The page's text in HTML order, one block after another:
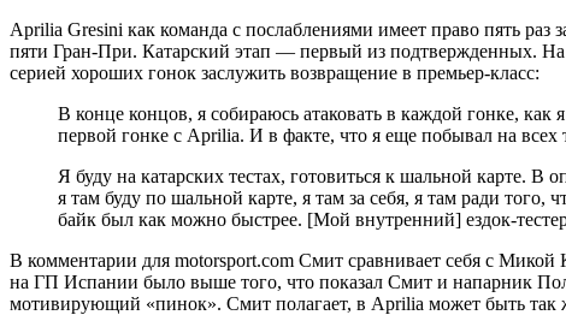
Aprilia Gresini как команда с послаблениями имеет право пять
пяти Гран-При. Катарский этап — первый из подтвержденных. На
серией хороших гонок заслужить возвращение в премьер-класс:
В конце концов, я собираюсь атаковать в каждой гонке,
первой гонке с Aprilia. И в факте, что я еще побывал на всех
Я буду на катарских тестах, готовиться к шальной карте.
я там буду по шальной карте, я там за себя, я там ради
байк был как можно быстрее. [Мой внутренний] ездок-
В комментарии для motorsport.com Смит сравнивает себя с
на ГП Испании было выше того, что показал Смит и напарник
мотивирующий «пинок». Смит полагает, в Aprilia может быть так